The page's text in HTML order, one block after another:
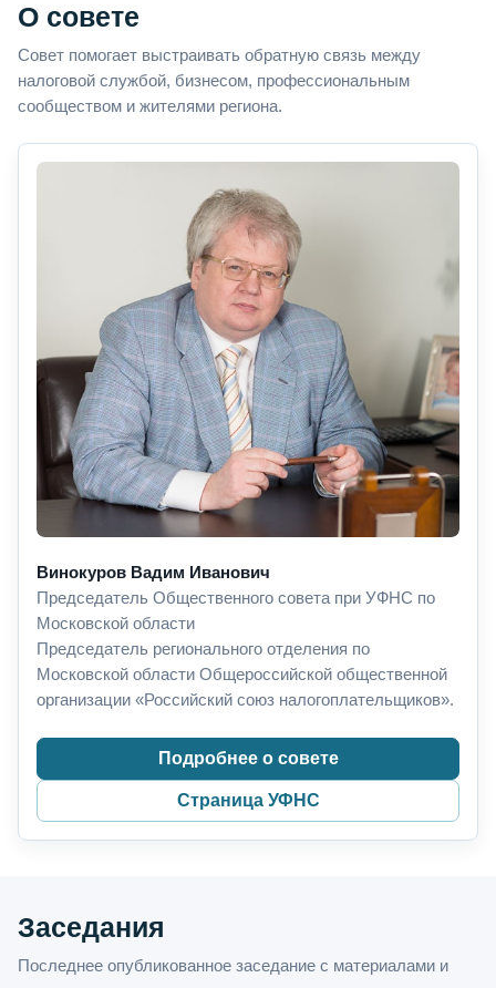
О совете
Совет помогает выстраивать обратную связь между
налоговой службой, бизнесом, профессиональным
сообществом и жителями региона.
Винокуров Вадим Иванович
Председатель Общественного совета при УФНС по
Московской области
Председатель регионального отделения по
Московской области Общероссийской общественной
организации «Российский союз налогоплательщиков».
Подробнее о совете
Страница УФНС
Заседания
Последнее опубликованное заседание с материалами и